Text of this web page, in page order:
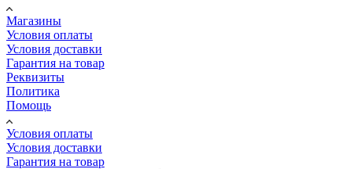
Магазины
Условия оплаты
Условия доставки
Гарантия на товар
Реквизиты
Политика
Помощь
Условия оплаты
Условия доставки
Гарантия на товар